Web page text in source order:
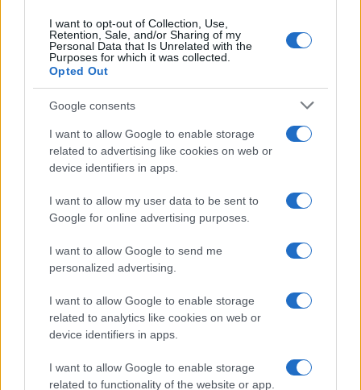
I want to opt-out of Collection, Use,
Retention, Sale, and/or Sharing of my
Personal Data that Is Unrelated with the
Purposes for which it was collected.
Opted Out
Google consents
I want to allow Google to enable storage
related to advertising like cookies on web or
device identifiers in apps.
I want to allow my user data to be sent to
Google for online advertising purposes.
I want to allow Google to send me
personalized advertising.
I want to allow Google to enable storage
related to analytics like cookies on web or
device identifiers in apps.
I want to allow Google to enable storage
related to functionality of the website or app.
Ricevi le nostre ultime news
da
Condividi l'articolo
F
a
ce
b
o
o
k
T
w
it
te
r
Pi
n
te
re
st
W
h
at
s
A
p
p
h
a
re
Articolo precedente
Prossimo articolo
NOTIZIE RECENTI
Le previsioni meteo per il weekend a Olbia e in
Gallura